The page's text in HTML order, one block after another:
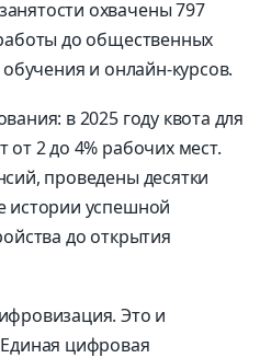
охвачены 797
до общественных
и онлайн-курсов.
в 2025 году квота для
от 2 до 4% рабочих мест.
проведены десятки
истории успешной
до открытия
Это и
цифровая